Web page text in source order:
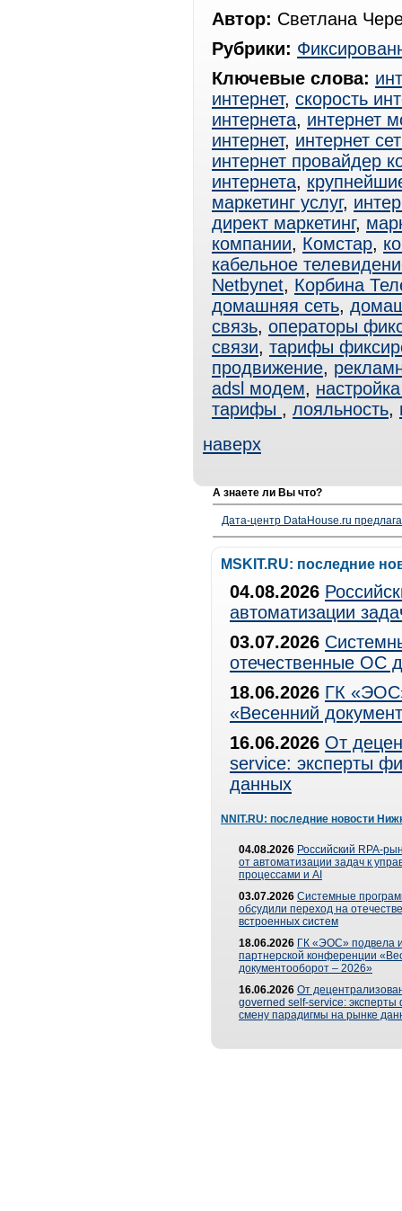
Автор: Светлана
Рубрики:
Ключевые слова:
интернет, скорость
интернета, интернет
интернет, интернет
интернет провайдер
интернета,
маркетинг услуг,
директ маркетинг,
компании, Комстар,
кабельное
Netbynet, Корбина
домашняя сеть,
связь, операторы
связи, тарифы
продвижение,
adsl модем,
тарифы , лояльность,
наверх
А знаете ли Вы что?
Дата-центр DataHouse.ru
MSKIT.RU: последние
04.08.2026
автоматизации
03.07.2026
отечественные ОС
18.06.2026 ГК
«Весенний
16.06.2026 От
service: эксперты
данных
NNIT.RU: последние новости
04.08.2026 Российский RPA-
от автоматизации задач к
процессами и AI
03.07.2026 Системные
обсудили переход на
встроенных систем
18.06.2026 ГК «ЭОС» подвела
партнерской конференции
документооборот – 2026»
16.06.2026 От
governed self-service: эксперты
смену парадигмы на рынке